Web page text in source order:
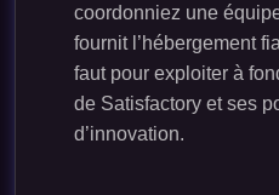
coordonniez une
fournit l’hébergement
faut pour exploiter à
de Satisfactory et ses
d’innovation.